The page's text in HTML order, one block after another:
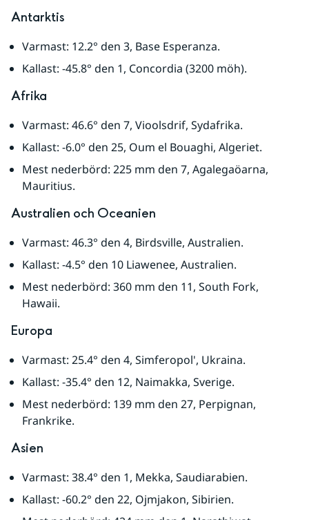
Antarktis
Varmast: 12.2° den 3, Base Esperanza.
Kallast: -45.8° den 1, Concordia (3200 möh).
Afrika
Varmast: 46.6° den 7, Vioolsdrif, Sydafrika.
Kallast: -6.0° den 25, Oum el Bouaghi, Algeriet.
Mest nederbörd: 225 mm den 7, Agalegaöarna,
Mauritius.
Australien och Oceanien
Varmast: 46.3° den 4, Birdsville, Australien.
Kallast: -4.5° den 10 Liawenee, Australien.
Mest nederbörd: 360 mm den 11, South Fork,
Hawaii.
Europa
Varmast: 25.4° den 4, Simferopol', Ukraina.
Kallast: -35.4° den 12, Naimakka, Sverige.
Mest nederbörd: 139 mm den 27, Perpignan,
Frankrike.
Asien
Varmast: 38.4° den 1, Mekka, Saudiarabien.
Kallast: -60.2° den 22, Ojmjakon, Sibirien.